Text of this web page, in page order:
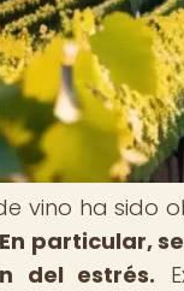
vino ha sido
En particular,
del estrés.